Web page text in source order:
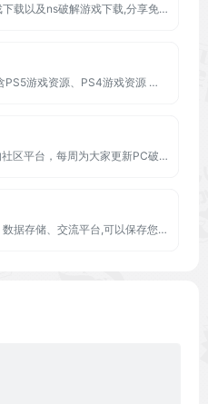
专注于分享免费switch游戏下载以及ns破解游戏下载,分享免费switch游戏下载,switch2游戏下载网站
免费PS游戏下载网站，包含PS5游戏资源、PS4游戏资源 ，PS设备升级解锁、PC游戏修改器、FC经典汉化等等，免注册直接下载。
专注于分享优质游戏资源的社区平台，每周为大家更新PC破解游戏，手机破解游戏，收录最新最全的STEAM单机破解游戏，本站游戏免安装，下载即玩。
永硕E盘 专业网络硬盘 －－数据存储、交流平台,可以保存您的文件、网址、记事等。以便随时随地调用或与朋友、同事分享